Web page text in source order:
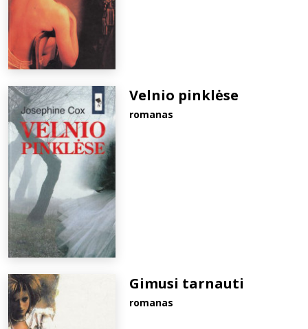
Velnio pinklėse
romanas
Gimusi tarnauti
romanas